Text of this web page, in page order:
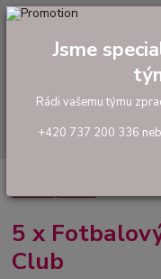
tel: +420 737 200 336
tréninkových míčů
5 x
5 x
Club
Jsme
Rádi vašemu týmu
+420 737 200 336